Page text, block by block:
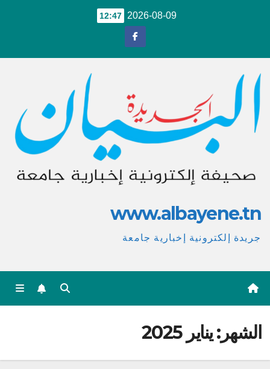
2026-08-09
12:47
www.albayene.tn
جريدة إلكترونية إخبارية جامعة
الشهر:يناير 2025